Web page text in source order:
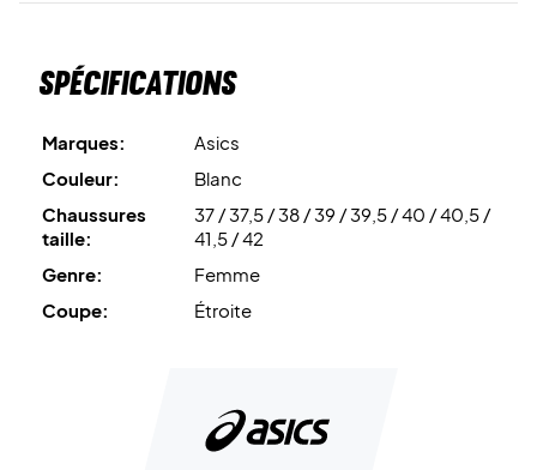
Spécifications
Marques:
Asics
Couleur:
Blanc
Chaussures
taille:
37 / 37,5 / 38 / 39 / 39,5 / 40 / 40,5 /
41,5 / 42
Genre:
Femme
Coupe:
Étroite